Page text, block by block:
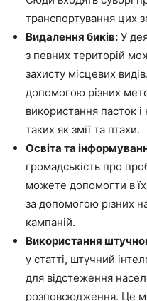
транспортування цих
Видалення биків: У
з певних територій
захисту місцевих
допомогою різних
використання пасток і
таких як змії та птахи.
Освіта та
громадськість про
можете допомогти в
за допомогою різних
кампаній.
Використання
у статті, штучний
для відстеження
розповсюдження. Це